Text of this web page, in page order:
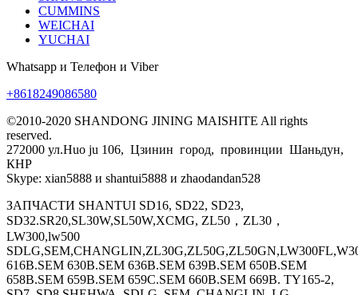
CUMMINS
WEICHAI
YUCHAI
Whatsapp и Телефон и Viber
+8618249086580
©2010-2020 SHANDONG JINING MAISHITE All rights
reserved.
272000 ул.Huo ju 106, Цзинин город, провинции Шаньдун,
КНР
Skype: xian5888 и shantui5888 и zhaodandan528
ЗАПЧАСТИ SHANTUI SD16, SD22, SD23,
SD32.SR20,SL30W,SL50W,XCMG, ZL50，ZL30，
LW300,lw500
616B.SEM 630B.SEM 636B.SEM 639B.SEM 650B.SEM
658B.SEM 659B.SEM 659C.SEM 660B.SEM 669B. TY165-2,